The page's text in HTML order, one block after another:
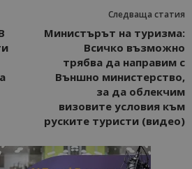
Следваща статия
Министърът на туризма:
Всичко възможно
трябва да направим с
Външно министерство,
за да облекчим
визовите условия към
руските туристи (видео)